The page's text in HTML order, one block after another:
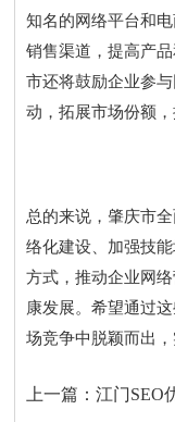
知名的网络平台和
销售渠道，提高产
市还将鼓励企业参
动，拓展市场份额，
总的来说，肇庆市
络化建设、加强技
方式，推动企业网
康发展。希望通过
场竞争中脱颖而出，
上一篇：江门SEO